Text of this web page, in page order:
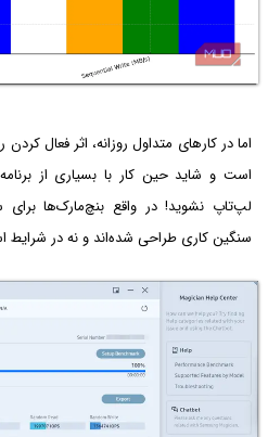
است و شاید حین کار با بسیاری از
لپ‌تاپ نشوید! در واقع بنچ‌مارک‌ها
سنگین کاری طراحی شده‌اند و نه در شرایط